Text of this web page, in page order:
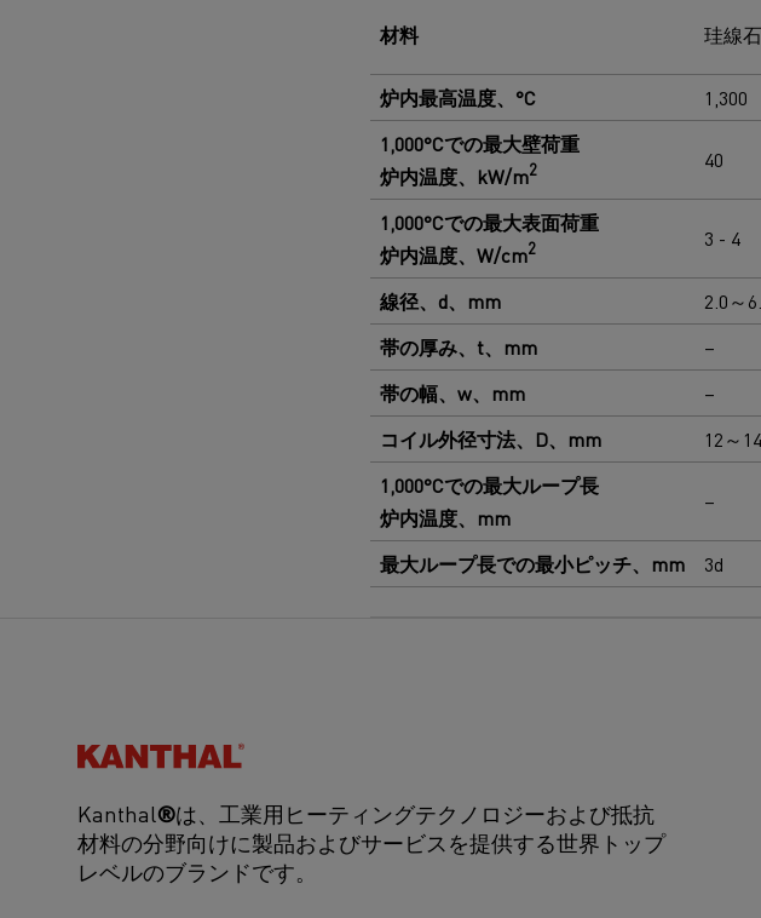
材料 珪線石
炉内最高温度、°C
1,300
1,000°Cでの最大壁荷重
炉内温度、kW/m2 40
1,000°Cでの最大表面荷重
炉内温度、W/cm2 3 - 4
線径、d、mm 2.0～
帯の厚み、t、mm
–
帯の幅、w、mm
–
コイル外径寸法、D、mm
12～
1,000°Cでの最大ループ長
炉内温度、mm
–
最大ループ長での最小ピッチ、mm 3d
Kanthal®
Kanthal®は、工業用ヒーティングテクノロジーおよび抵抗
材料の分野向けに製品およびサービスを提供する世界トップ
レベルのブランドです。